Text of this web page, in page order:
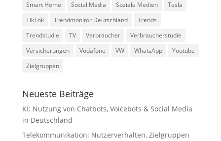
Smart Home
Social Media Soziale Medien
Tesla
TikTok
Trendmonitor Deutschland
Trends
Trendstudie
TV Verbraucher
Verbraucherstudie
Versicherungen
Vodafone VW WhatsApp
Youtube
Zielgruppen
Neueste Beiträge
KI: Nutzung von Chatbots, Voicebots & Social Media
in Deutschland
Telekommunikation: Nutzerverhalten, Zielgruppen